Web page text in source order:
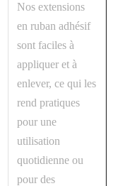
Nos extensions
en ruban adhésif
sont faciles à
appliquer et à
enlever, ce qui les
rend pratiques
pour une
utilisation
quotidienne ou
pour des